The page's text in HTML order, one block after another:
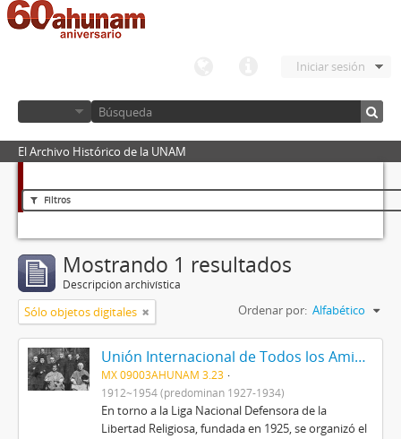
Iniciar sesión
El Archivo Histórico de la UNAM
Filtros
Mostrando 1 resultados
Descripción archivística
Sólo objetos digitales Ordenar por: Alfabético
Unión Internacional de Todos los Amigos (VITA-México)
MX 09003AHUNAM 3.23
1912~1954 (predominan 1927-1934)
En torno a la Liga Nacional Defensora de la
Libertad Religiosa, fundada en 1925, se organizó el